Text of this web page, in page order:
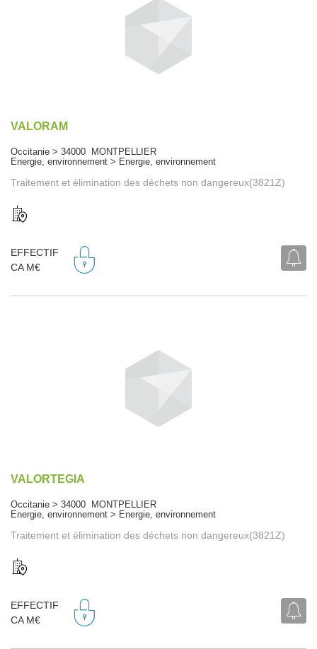
VALORAM
Occitanie > 34000 MONTPELLIER
Energie, environnement > Energie, environnement
Traitement et élimination des déchets non dangereux(3821Z)
EFFECTIF
CA M€
VALORTEGIA
Occitanie > 34000 MONTPELLIER
Energie, environnement > Energie, environnement
Traitement et élimination des déchets non dangereux(3821Z)
EFFECTIF
CA M€